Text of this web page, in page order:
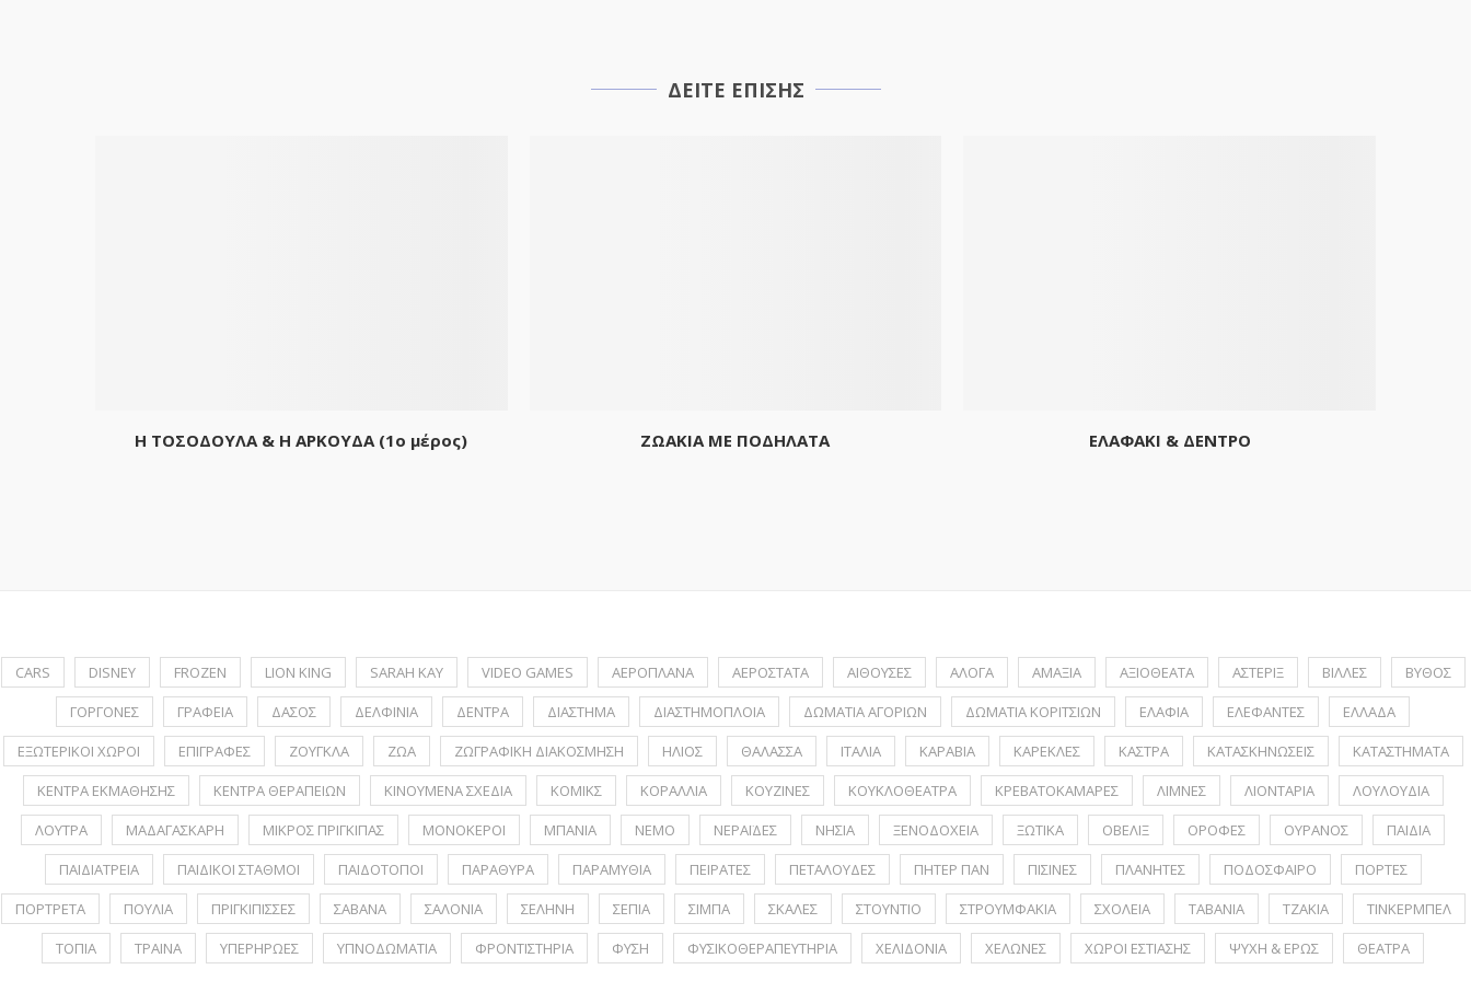
ΔΕΙΤΕ ΕΠΙΣΗΣ
Η ΤΟΣΟΔΟΥΛΑ & Η ΑΡΚΟΥΔΑ (1ο μέρος) ΖΩΑΚΙΑ ΜΕ ΠΟΔΗΛΑΤΑ ΕΛΑΦΑΚΙ & ΔΕΝΤΡΟ
CARS DISNEY FROZEN LION KING SARAH KAY VIDEO GAMES ΑΕΡΟΠΛΑΝΑ ΑΕΡΟΣΤΑΤΑ ΑΙΘΟΥΣΕΣ ΑΛΟΓΑ ΑΜΑΞΙΑ ΑΞΙΟΘΕΑΤΑ ΑΣΤΕΡΙΞ ΒΙΛΛΕΣ
ΒΥΘΟΣ
ΓΟΡΓΟΝΕΣ
ΓΡΑΦΕΙΑ ΔΑΣΟΣ ΔΕΛΦΙΝΙΑ ΔΕΝΤΡΑ ΔΙΑΣΤΗΜΑ ΔΙΑΣΤΗΜΟΠΛΟΙΑ ΔΩΜΑΤΙΑ ΑΓΟΡΙΩΝ ΔΩΜΑΤΙΑ ΚΟΡΙΤΣΙΩΝ ΕΛΑΦΙΑ ΕΛΕΦΑΝΤΕΣ
ΕΛΛΑΔΑ
ΕΞΩΤΕΡΙΚΟΙ ΧΩΡΟΙ
ΕΠΙΓΡΑΦΕΣ ΖΟΥΓΚΛΑ ΖΩΑ ΖΩΓΡΑΦΙΚΗ ΔΙΑΚΟΣΜΗΣΗ ΗΛΙΟΣ ΘΑΛΑΣΣΑ ΙΤΑΛΙΑ ΚΑΡΑΒΙΑ ΚΑΡΕΚΛΕΣ ΚΑΣΤΡΑ ΚΑΤΑΣΚΗΝΩΣΕΙΣ
ΚΑΤΑΣΤΗΜΑΤΑ
ΚΕΝΤΡΑ ΕΚΜΑΘΗΣΗΣ
ΚΕΝΤΡΑ ΘΕΡΑΠΕΙΩΝ ΚΙΝΟΥΜΕΝΑ ΣΧΕΔΙΑ ΚΟΜΙΚΣ ΚΟΡΑΛΛΙΑ ΚΟΥΖΙΝΕΣ ΚΟΥΚΛΟΘΕΑΤΡΑ ΚΡΕΒΑΤΟΚΑΜΑΡΕΣ ΛΙΜΝΕΣ ΛΙΟΝΤΑΡΙΑ
ΛΟΥΛΟΥΔΙΑ
ΛΟΥΤΡΑ
ΜΑΔΑΓΑΣΚΑΡΗ ΜΙΚΡΟΣ ΠΡΙΓΚΙΠΑΣ ΜΟΝΟΚΕΡΟΙ ΜΠΑΝΙΑ ΝΕΜΟ ΝΕΡΑΪΔΕΣ ΝΗΣΙΑ ΞΕΝΟΔΟΧΕΙΑ ΞΩΤΙΚΑ ΟΒΕΛΙΞ ΟΡΟΦΕΣ ΟΥΡΑΝΟΣ
ΠΑΙΔΙΑ
ΠΑΙΔΙΑΤΡΕΙΑ
ΠΑΙΔΙΚΟΙ ΣΤΑΘΜΟΙ ΠΑΙΔΟΤΟΠΟΙ ΠΑΡΑΘΥΡΑ ΠΑΡΑΜΥΘΙΑ ΠΕΙΡΑΤΕΣ ΠΕΤΑΛΟΥΔΕΣ ΠΗΤΕΡ ΠΑΝ ΠΙΣΙΝΕΣ ΠΛΑΝΗΤΕΣ ΠΟΔΟΣΦΑΙΡΟ
ΠΟΡΤΕΣ
ΠΟΡΤΡΕΤA
ΠΟΥΛΙΑ ΠΡΙΓΚΙΠΙΣΣΕΣ ΣΑΒΑΝΑ ΣΑΛΟΝΙΑ ΣΕΛΗΝΗ ΣΕΠΙΑ ΣΙΜΠΑ ΣΚΑΛΕΣ ΣΤΟΥΝΤΙΟ ΣΤΡΟΥΜΦΑΚΙΑ ΣΧΟΛΕΙΑ ΤΑΒΑΝΙΑ ΤΖΑΚΙΑ
ΤΙΝΚΕΡΜΠΕΛ
ΤΟΠΙΑ
ΤΡΑΙΝΑ ΥΠΕΡΗΡΩΕΣ ΥΠΝΟΔΩΜΑΤΙΑ ΦΡΟΝΤΙΣΤΗΡΙΑ ΦΥΣΗ ΦΥΣΙΚΟΘΕΡΑΠΕΥΤΗΡΙΑ ΧΕΛΙΔΟΝΙΑ ΧΕΛΩΝΕΣ ΧΩΡΟΙ ΕΣΤΙΑΣΗΣ ΨΥΧΗ & ΕΡΩΣ ΘΕΑΤΡΑ